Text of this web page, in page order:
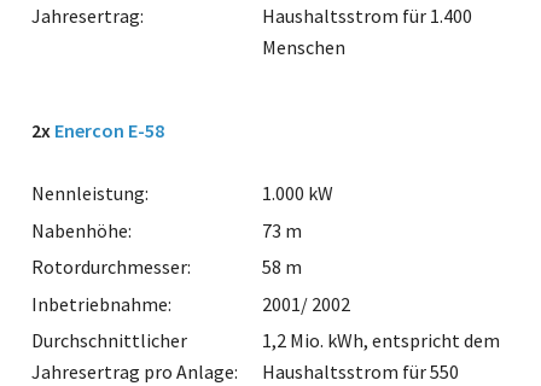
Jahresertrag:
Haushaltsstrom für 1.400
Menschen
2x Enercon E-58
Nennleistung:
1.000 kW
Nabenhöhe:
73 m
Rotordurchmesser:
58 m
Inbetriebnahme:
2001/ 2002
Durchschnittlicher
Jahresertrag pro Anlage:
1,2 Mio. kWh, entspricht dem
Haushaltsstrom für 550